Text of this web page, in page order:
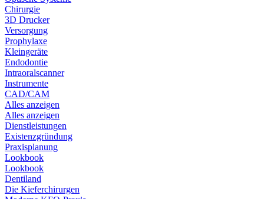
Chirurgie
3D Drucker
Versorgung
Prophylaxe
Kleingeräte
Endodontie
Intraoralscanner
Instrumente
CAD/CAM
Alles anzeigen
Alles anzeigen
Dienstleistungen
Existenzgründung
Praxisplanung
Lookbook
Lookbook
Dentiland
Die Kieferchirurgen